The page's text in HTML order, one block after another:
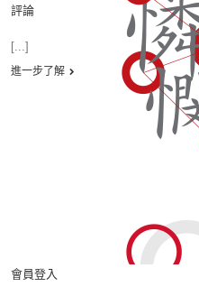
評論
[...]
進一步了解
會員登入